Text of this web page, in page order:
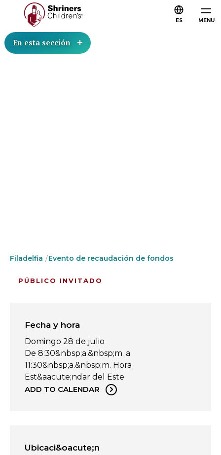
MENU
ES
En esta sección
Filadelfia Evento de recaudación de fondos
PÚBLICO INVITADO
Fecha y hora
Domingo 28 de julio
De 8:30&nbsp;a.&nbsp;m. a
11:30&nbsp;a.&nbsp;m. Hora
Est&aacute;ndar del Este
ADD TO CALENDAR
Ubicaci&oacute;n